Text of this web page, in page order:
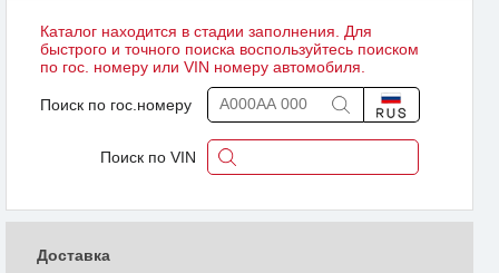
Каталог находится в стадии заполнения. Для
быстрого и точного поиска воспользуйтесь поиском
по гос. номеру или VIN номеру автомобиля.
Поиск по гос.номеру
Поиск по VIN
Доставка